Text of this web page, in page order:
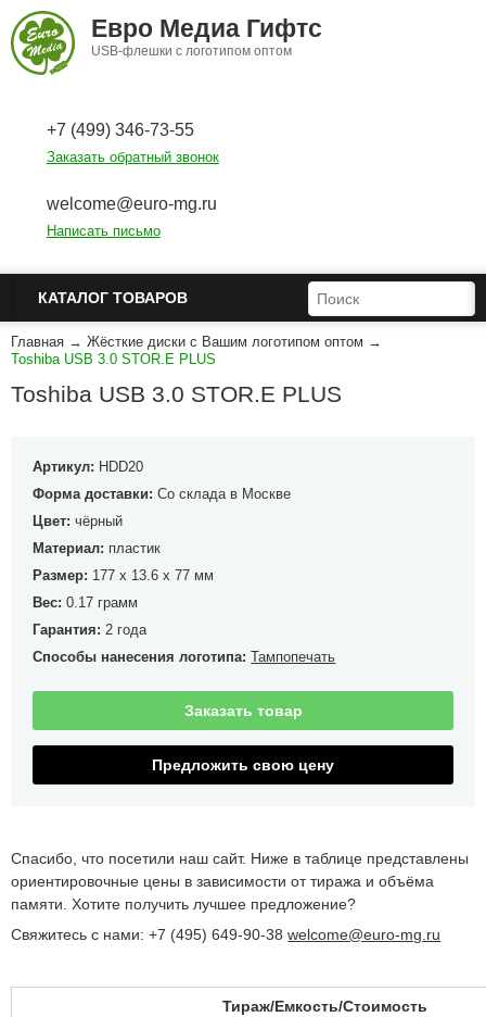
Перейти к основному содержанию
Евро Медиа Гифтс
USB-флешки с логотипом оптом
+7 (499) 346-73-55
Заказать обратный звонок
welcome@euro-mg.ru
Написать письмо
КАТАЛОГ ТОВАРОВ ФОРМА ПОИСКА
ПОИСК
Главная → Жёсткие диски с Вашим логотипом оптом →
Toshiba USB 3.0 STOR.E PLUS
Toshiba USB 3.0 STOR.E PLUS
Артикул: HDD20
Форма доставки:Со склада в Москве
Цвет:чёрный
Материал: пластик
Размер: 177 x 13.6 x 77 мм
Вес:0.17 грамм
Гарантия: 2 года
Способы нанесения логотипа:Тампопечать
Заказать товар
Предложить свою цену
Спасибо, что посетили наш сайт. Ниже в таблице представлены
ориентировочные цены в зависимости от тиража и объёма
памяти. Хотите получить лучшее предложение?
Свяжитесь с нами: +7 (495) 649-90-38welcome@euro-mg.ru
Тираж/Емкость/Стоимость